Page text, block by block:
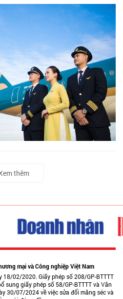
thêm
mại và Công nghiệp Việt Nam
18/02/2020. Giấy phép số 208/GP-BTTTT
sung giấy phép số 58/GP-BTTTT và Văn
30/07/2024 về việc sửa đổi măng séc và